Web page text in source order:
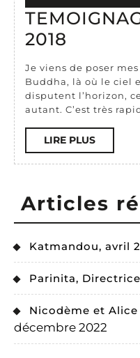
2018
–
Vincent
2018
Je viens de poser
Buddha, là où le ciel
disputent l’horizon,
autant. C’est très
LIRE PLUSLIRE
PLUS
Articles
Katmandou, avril
Parinita,
Nicodème et
décembre 2022